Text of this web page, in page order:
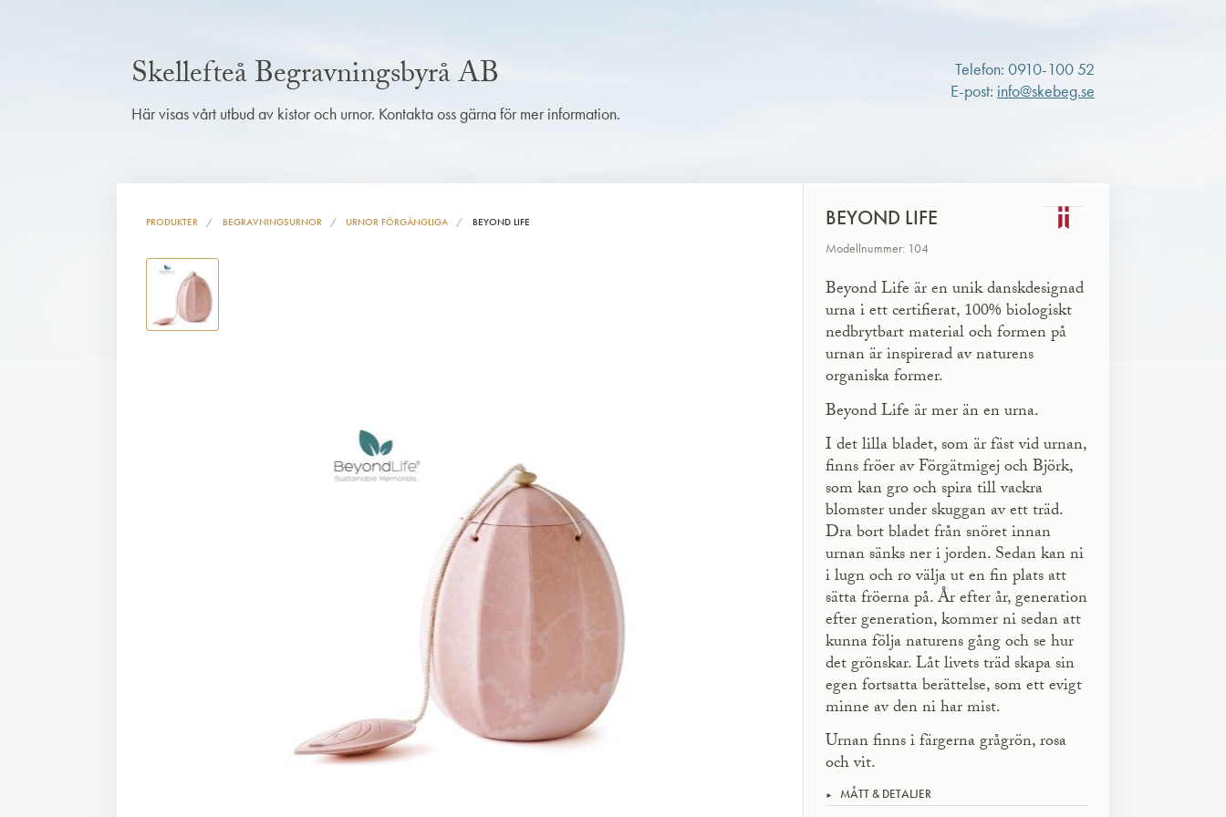
Skellefteå Begravningsbyrå AB
Här visas vårt utbud av kistor och urnor. Kontakta oss gärna för mer information.
Telefon: 0910-100 52
E-post: info@skebeg.se
PRODUKTER BEGRAVNINGSURNOR URNOR FÖRGÄNGLIGA BEYOND LIFE BEYOND LIFE
Modellnummer: 104
Beyond Life är en unik danskdesignad
urna i ett certifierat, 100% biologiskt
nedbrytbart material och formen på
urnan är inspirerad av naturens
organiska former.
Beyond Life är mer än en urna.
I det lilla bladet, som är fäst vid urnan,
finns fröer av Förgätmigej och Björk,
som kan gro och spira till vackra
blomster under skuggan av ett träd.
Dra bort bladet från snöret innan
urnan sänks ner i jorden. Sedan kan ni
i lugn och ro välja ut en fin plats att
sätta fröerna på. År efter år, generation
efter generation, kommer ni sedan att
kunna följa naturens gång och se hur
det grönskar. Låt livets träd skapa sin
egen fortsatta berättelse, som ett evigt
minne av den ni har mist.
Urnan finns i färgerna grågrön, rosa
och vit.
MÅTT & DETALJER